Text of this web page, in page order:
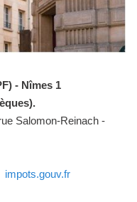
- Nîmes 1
Salomon-Reinach -
impots.gouv.fr